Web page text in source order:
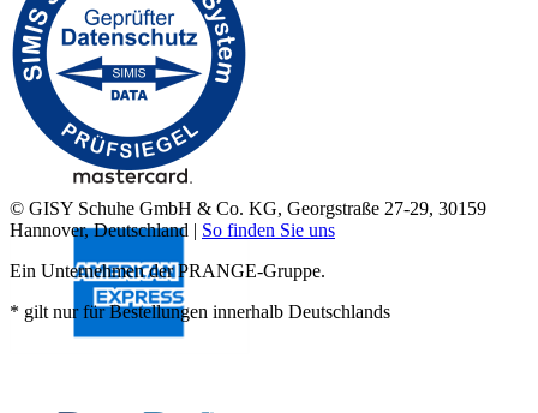
© GISY Schuhe GmbH & Co. KG, Georgstraße 27-29, 30159
Hannover, Deutschland | So finden Sie uns
Ein Unternehmen der PRANGE-Gruppe.
* gilt nur für Bestellungen innerhalb Deutschlands